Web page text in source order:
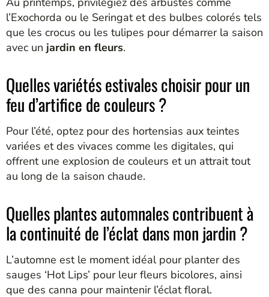
l’Exochorda ou le Seringat et des bulbes colorés tels
que les crocus ou les tulipes pour démarrer la saison
avec un jardin en fleurs.
Quelles variétés estivales choisir pour un
feu d’artifice de couleurs ?
Pour l’été, optez pour des hortensias aux teintes
variées et des vivaces comme les digitales, qui
offrent une explosion de couleurs et un attrait tout
au long de la saison chaude.
Quelles plantes automnales contribuent à
la continuité de l’éclat dans mon jardin ?
L’automne est le moment idéal pour planter des
sauges ‘Hot Lips’ pour leur fleurs bicolores, ainsi
que des canna pour maintenir l’éclat floral.